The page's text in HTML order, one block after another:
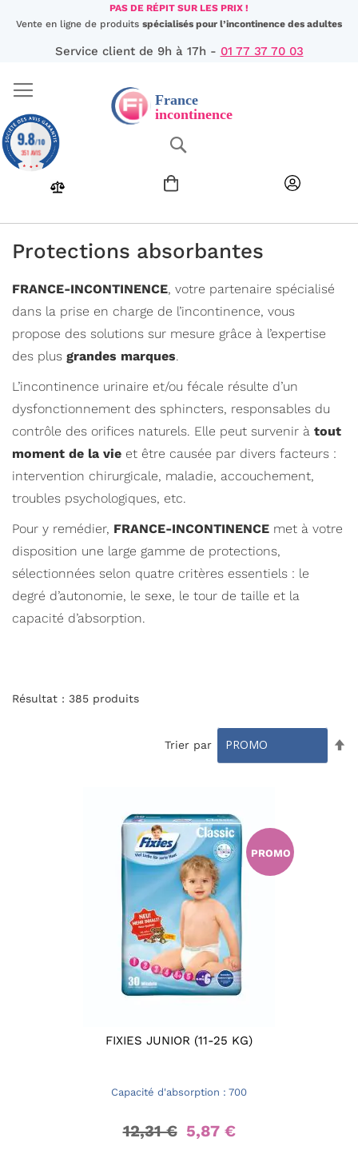
Aller
au
PAS DE RÉPIT SUR LES PRIX !
Vente en ligne de produits spécialisés pour l’incontinence des adultes
Service client de 9h à 17h - 01 77 37 70 03
Protections absorbantes
FRANCE-INCONTINENCE, votre partenaire spécialisé
dans la prise en charge de l’incontinence, vous
propose des solutions sur mesure grâce à l’expertise
des plus grandes marques.
L’incontinence urinaire et/ou fécale résulte d’un
dysfonctionnement des sphincters, responsables du
contrôle des orifices naturels. Elle peut survenir à tout
moment de la vie et être causée par divers facteurs :
intervention chirurgicale, maladie, accouchement,
troubles psychologiques, etc.
Pour y remédier, FRANCE-INCONTINENCE met à votre
disposition une large gamme de protections,
sélectionnées selon quatre critères essentiels : le
degré d’autonomie, le sexe, le tour de taille et la
capacité d’absorption.
Résultat : 385 produits
Trier par
FIXIES JUNIOR (11-25 KG)
Capacité d'absorption : 700
PROMO
12,31 € 5,87 €
9.8/10
351 AVIS